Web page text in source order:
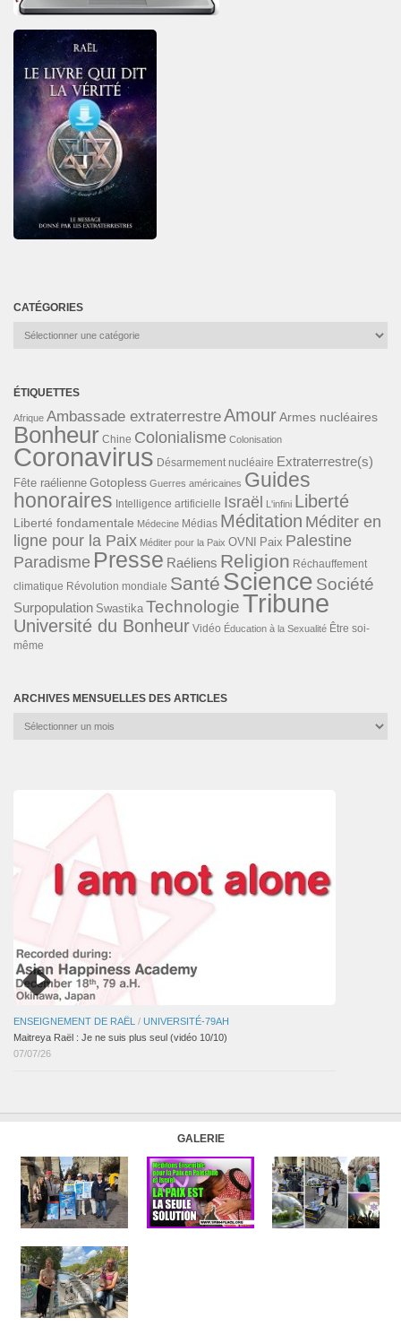
CATÉGORIES
Catégories
ÉTIQUETTES
Afrique Ambassade extraterrestreAmourArmes nucléaires
Bonheur Chine Colonialisme Colonisation
Coronavirus Désarmement nucléaire Extraterrestre(s)
Fête raélienne Gotopless Guerres américaines Guides
honoraires Intelligence artificielle Israël L'infini Liberté
Liberté fondamentale Médecine Médias Méditation Méditer en
ligne pour la Paix Méditer pour la Paix OVNI Paix Palestine
Paradisme Presse Raéliens Religion Réchauffement
climatique Révolution mondiale Santé Science Société
Surpopulation Swastika TechnologieTribune
Université du Bonheur Vidéo Éducation à la Sexualité Être soi-
même
ARCHIVES MENSUELLES DES ARTICLES
Archives
ENSEIGNEMENT DE RAËL / UNIVERSITÉ-79AH
Maitreya Raël : Je ne suis plus seul (vidéo 10/10)
07/07/26
GALERIE